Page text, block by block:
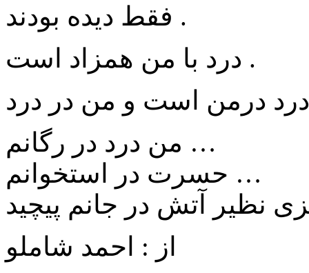
فقط دیده بودند .
درد با من همزاد است .
درد درمن است و من در درد
من درد در رگانم …
حسرت در استخوانم …
نظیر آتش در جانم پیچید
از : احمد شاملو